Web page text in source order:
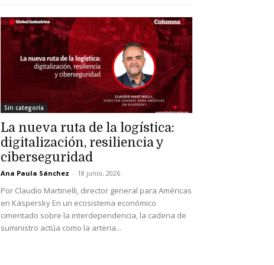
Sin categoría
La nueva ruta de la logística:
digitalización, resiliencia y
ciberseguridad
Ana Paula Sánchez - 18 junio, 2026
Por Claudio Martinelli, director general para Américas
en Kaspersky En un ecosistema económico
cimentado sobre la interdependencia, la cadena de
suministro actúa como la arteria...